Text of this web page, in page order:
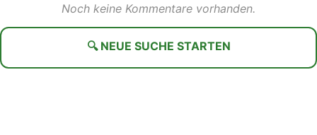
Noch keine Kommentare vorhanden.
🔍 NEUE SUCHE STARTEN